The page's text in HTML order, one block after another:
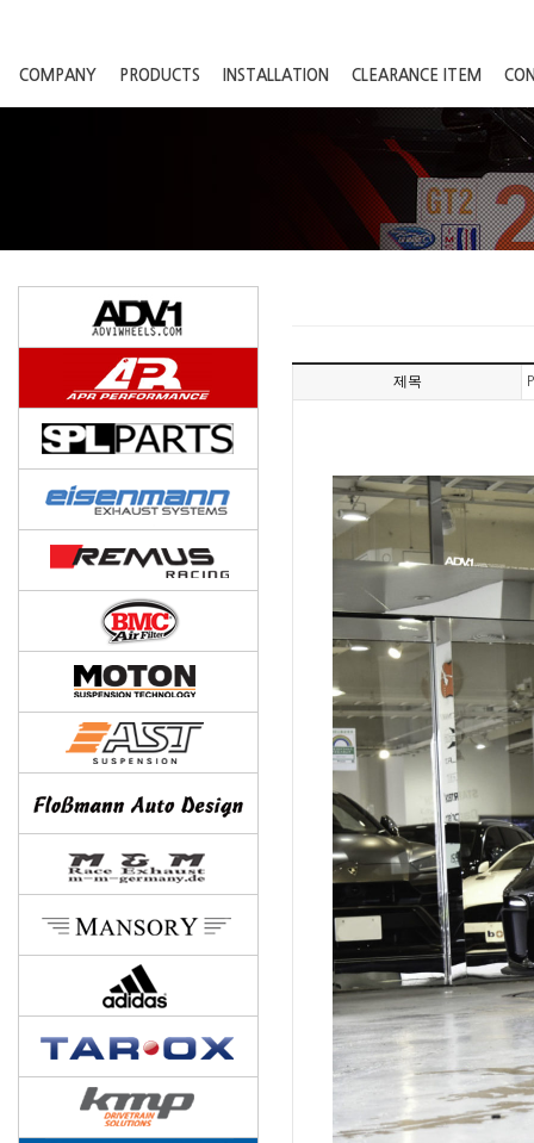
COMPANY PRODUCTS INSTALLATION CLEARANCE ITEM
제목